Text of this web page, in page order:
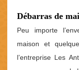
Débarras de
Peu importe
maison et
l’entreprise Les